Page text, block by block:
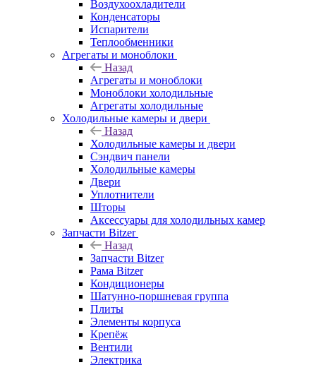
Воздухоохладители
Конденсаторы
Испарители
Теплообменники
Агрегаты и моноблоки
Назад
Агрегаты и моноблоки
Моноблоки холодильные
Агрегаты холодильные
Холодильные камеры и двери
Назад
Холодильные камеры и двери
Сэндвич панели
Холодильные камеры
Двери
Уплотнители
Шторы
Аксессуары для холодильных камер
Запчасти Bitzer
Назад
Запчасти Bitzer
Рама Bitzer
Кондиционеры
Шатунно-поршневая группа
Плиты
Элементы корпуса
Крепёж
Вентили
Электрика